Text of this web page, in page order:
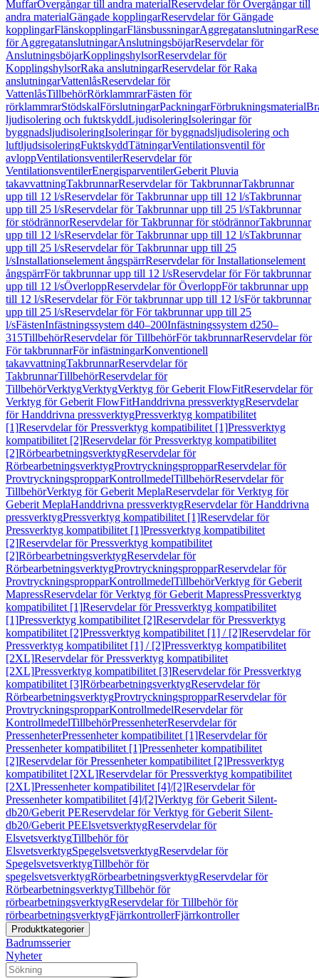
MuffarÖvergångar till andra materialReservdelar för Övergångar till
andra materialGängade kopplingarReservdelar för Gängade
kopplingarFlänskopplingarFlänsbussningarAggregatanslutningar
för AggregatanslutningarAnslutningsböjarReservdelar för
AnslutningsböjarKopplingshylsorReservdelar för
KopplingshylsorRaka anslutningarReservdelar för Raka
anslutningarVattenlåsReservdelar för
VattenlåsTillbehörRörklammrarFästen för
rörklammrarStödskalFörslutningarPackningarFörbrukningsmaterial
ljudisolering och fuktskyddLjudisoleringIsoleringar för
byggnadsljudisoleringIsoleringar för byggnadsljudisolering och
luftljudsisoleringFuktskyddTätningarVentilationsventil för
avloppVentilationsventilerReservdelar för
VentilationsventilerEnergisparventilerGeberit Pluvia
takavvattningTakbrunnarReservdelar för TakbrunnarTakbrunnar
upp till 12 l/sReservdelar för Takbrunnar upp till 12 l/sTakbrunnar
upp till 25 l/sReservdelar för Takbrunnar upp till 25 l/sTakbrunnar
för stödrännorReservdelar för Takbrunnar för stödrännorTakbrunnar
upp till 12 l/sReservdelar för Takbrunnar upp till 12 l/sTakbrunnar
upp till 25 l/sReservdelar för Takbrunnar upp till 25
l/sInstallationselement ångspärrReservdelar för Installationselement
ångspärrFör takbrunnar upp till 12 l/sReservdelar för För takbrunnar
upp till 12 l/sÖverloppReservdelar för ÖverloppFör takbrunnar upp
till 12 l/sReservdelar för För takbrunnar upp till 12 l/sFör takbrunnar
upp till 25 l/sReservdelar för För takbrunnar upp till 25
l/sFästenInfästningssystem d40–200Infästningssystem d250–
315TillbehörReservdelar för TillbehörFör takbrunnarReservdelar för
För takbrunnarFör infästningarKonventionell
takavvattningTakbrunnarReservdelar för
TakbrunnarTillbehörReservdelar för
TillbehörVerktygVerktygVerktyg för Geberit FlowFitReservdelar för
Verktyg för Geberit FlowFitHanddrivna pressverktygReservdelar
för Handdrivna pressverktygPressverktyg kompatibilitet
[1]Reservdelar för Pressverktyg kompatibilitet [1]Pressverktyg
kompatibilitet [2]Reservdelar för Pressverktyg kompatibilitet
[2]RörbearbetningsverktygReservdelar för
RörbearbetningsverktygProvtryckningspropparReservdelar för
ProvtryckningspropparKontrollmedelTillbehörReservdelar för
TillbehörVerktyg för Geberit MeplaReservdelar för Verktyg för
Geberit MeplaHanddrivna pressverktygReservdelar för Handdrivna
pressverktygPressverktyg kompatibilitet [1]Reservdelar för
Pressverktyg kompatibilitet [1]Pressverktyg kompatibilitet
[2]Reservdelar för Pressverktyg kompatibilitet
[2]RörbearbetningsverktygReservdelar för
RörbearbetningsverktygProvtryckningspropparReservdelar för
ProvtryckningspropparKontrollmedelTillbehörVerktyg för Geberit
MapressReservdelar för Verktyg för Geberit MapressPressverktyg
kompatibilitet [1]Reservdelar för Pressverktyg kompatibilitet
[1]Pressverktyg kompatibilitet [2]Reservdelar för Pressverktyg
kompatibilitet [2]Pressverktyg kompatibilitet [1] / [2]Reservdelar för
Pressverktyg kompatibilitet [1] / [2]Pressverktyg kompatibilitet
[2XL]Reservdelar för Pressverktyg kompatibilitet
[2XL]Pressverktyg kompatibilitet [3]Reservdelar för Pressverktyg
kompatibilitet [3]RörbearbetningsverktygReservdelar för
RörbearbetningsverktygProvtryckningspropparReservdelar för
ProvtryckningspropparKontrollmedelReservdelar för
KontrollmedelTillbehörPressenheterReservdelar för
PressenheterPressenheter kompatibilitet [1]Reservdelar för
Pressenheter kompatibilitet [1]Pressenheter kompatibilitet
[2]Reservdelar för Pressenheter kompatibilitet [2]Pressverktyg
kompatibilitet [2XL]Reservdelar för Pressverktyg kompatibilitet
[2XL]Pressenheter kompatibilitet [4]/[2]Reservdelar för
Pressenheter kompatibilitet [4]/[2]Verktyg för Geberit Silent-
db20/Geberit PEReservdelar för Verktyg för Geberit Silent-
db20/Geberit PEElsvetsverktygReservdelar för
ElsvetsverktygTillbehör för
ElsvetsverktygSpegelsvetsverktygReservdelar för
SpegelsvetsverktygTillbehör för
spegelsvetsverktygRörbearbetningsverktygReservdelar för
RörbearbetningsverktygTillbehör för
rörbearbetningsverktygReservdelar för Tillbehör för
rörbearbetningsverktygFjärrkontrollerFjärrkontroller
Produktkategorier
Badrumsserier
Nyheter